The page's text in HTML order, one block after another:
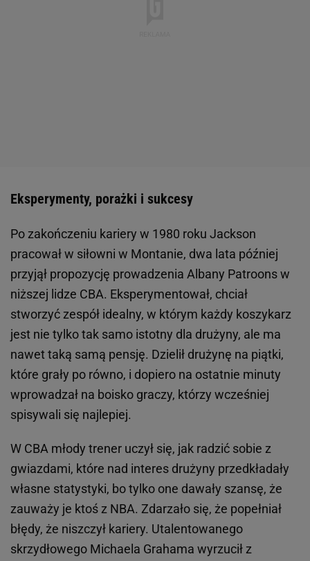
Eksperymenty, porażki i sukcesy
Po zakończeniu kariery w 1980 roku Jackson
pracował w siłowni w Montanie, dwa lata później
przyjął propozycję prowadzenia Albany Patroons w
niższej lidze CBA. Eksperymentował, chciał
stworzyć zespół idealny, w którym każdy koszykarz
jest nie tylko tak samo istotny dla drużyny, ale ma
nawet taką samą pensję. Dzielił drużynę na piątki,
które grały po równo, i dopiero na ostatnie minuty
wprowadzał na boisko graczy, którzy wcześniej
spisywali się najlepiej.
W CBA młody trener uczył się, jak radzić sobie z
gwiazdami, które nad interes drużyny przedkładały
własne statystyki, bo tylko one dawały szansę, że
zauważy je ktoś z NBA. Zdarzało się, że popełniał
błędy, że niszczył kariery. Utalentowanego
skrzydłowego Michaela Grahama wyrzucił z